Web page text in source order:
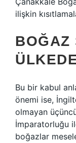
ilişkin
BOĞAZ
Bu bir kabul
önemi ise,
olmayan
İmparatorluğu
boğazlar